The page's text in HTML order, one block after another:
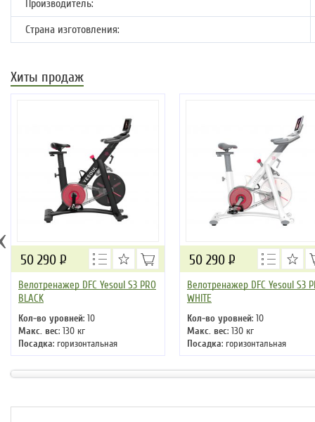
Производитель:
Страна изготовления:
Хиты продаж
Велотренажер DFC Yesoul S3 PRO
BLACK
Кол-во уровней: 10
Макс. вес: 130 кг
Посадка: горизонтальная
Цвет: черный
Система нагружения: магнитная
50 290 Р
Велотренажер DFC Yesoul S3
WHITE
Кол-во уровней: 10
Макс. вес: 130 кг
Посадка: горизонтальная
Цвет: белый
Система нагружения: магнитная
50 290 Р